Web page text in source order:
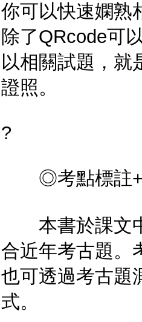
你可以快速嫻熟
除了QRcode可
以相關試題，就
證照。
?
◎考點標註+
本書於課文中
合近年考古題。
也可透過考古題
式。